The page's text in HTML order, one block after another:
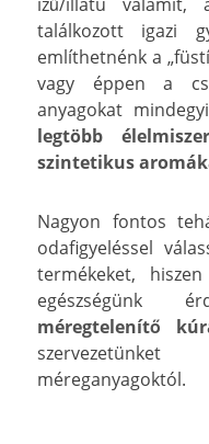
találkozott igazi
említhetnénk a
vagy éppen a
anyagokat
legtöbb
szintetikus
Nagyon fontos
odafigyeléssel
termékeket,
egészségünk
méregtelenítő
méreganyagoktól.